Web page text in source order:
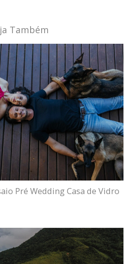
Também
Pré Wedding Casa de Vidro